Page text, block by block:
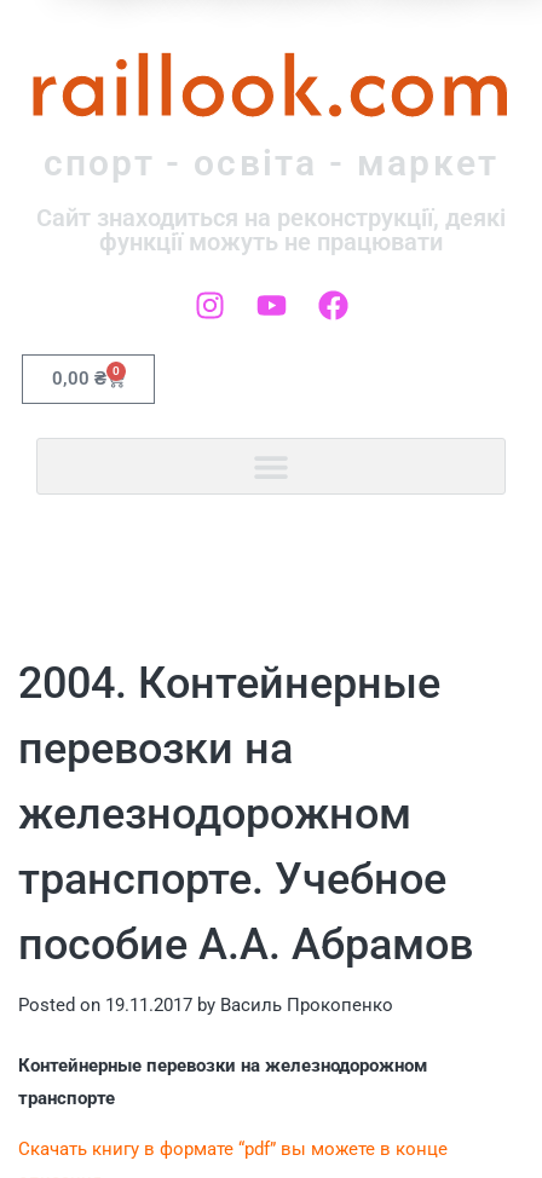
raillook.com
спорт - освіта - маркет
Сайт знаходиться на реконструкції, деякі
функції можуть не працювати
0,00 ₴ 0
2004. Контейнерные
перевозки на
железнодорожном
транспорте. Учебное
пособие А.А. Абрамов
Posted on 19.11.2017 by Василь Прокопенко
Контейнерные перевозки на железнодорожном
транспорте
Скачать книгу в формате “pdf” вы можете в конце